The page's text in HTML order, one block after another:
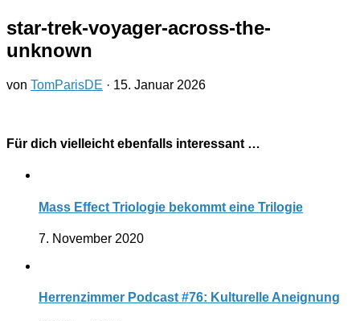
star-trek-voyager-across-the-
unknown
von TomParisDE · 15. Januar 2026
Für dich vielleicht ebenfalls interessant …
Mass Effect Triologie bekommt eine Trilogie
7. November 2020
Herrenzimmer Podcast #76: Kulturelle Aneignung